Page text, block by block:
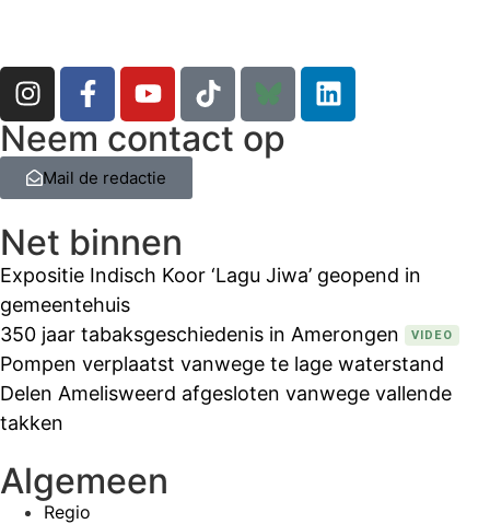
Neem contact op
Mail de redactie
Net binnen
Expositie Indisch Koor ‘Lagu Jiwa’ geopend in
gemeentehuis
350 jaar tabaksgeschiedenis in Amerongen
VIDEO
Pompen verplaatst vanwege te lage waterstand
Delen Amelisweerd afgesloten vanwege vallende
takken
Algemeen
Regio